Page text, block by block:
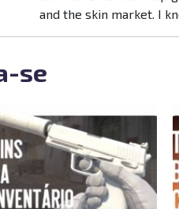
and the skin market. I
se